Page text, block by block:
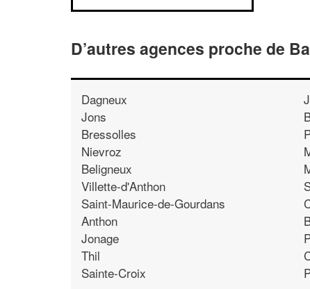
D’autres agences proche de
Dagneux
Jons
Bressolles
Nievroz
Beligneux
Villette-d'Anthon
Saint-Maurice-de-Gourdans
Anthon
Jonage
Thil
Sainte-Croix